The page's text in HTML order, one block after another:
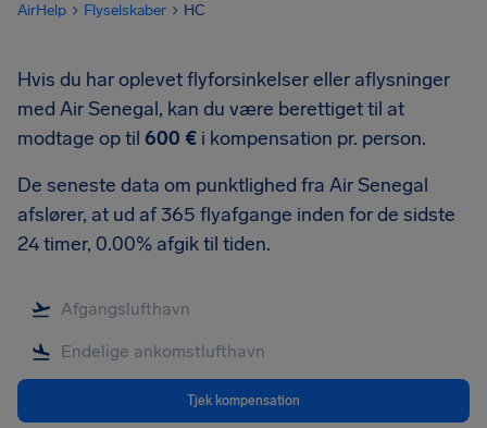
AirHelp Flyselskaber HC
Hvis du har oplevet flyforsinkelser eller aflysninger
med Air Senegal, kan du være berettiget til at
modtage op til 600 € i kompensation pr. person.
De seneste data om punktlighed fra Air Senegal
afslører, at ud af 365 flyafgange inden for de sidste
24 timer, 0.00% afgik til tiden.
Tjek kompensation